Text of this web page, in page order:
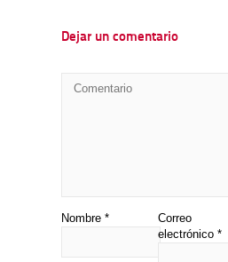
Dejar un comentario
Nombre *
Correo
electrónico *